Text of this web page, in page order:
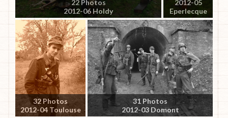
22 Photos
2012-06 Holdy
2012-05
Eperlecque
32 Photos
2012-04 Toulouse
31 Photos
2012-03 Domont